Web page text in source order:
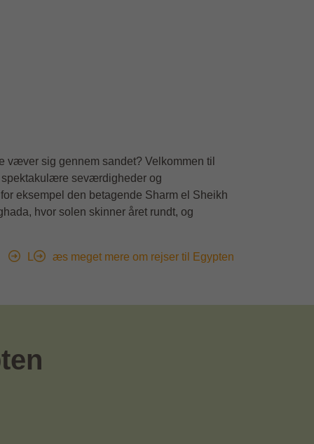
væver sig gennem sandet? Velkommen til
spektakulære seværdigheder og
eksempel den betagende Sharm el Sheikh
hvor solen skinner året rundt, og
æs meget mere om rejser til Egypten